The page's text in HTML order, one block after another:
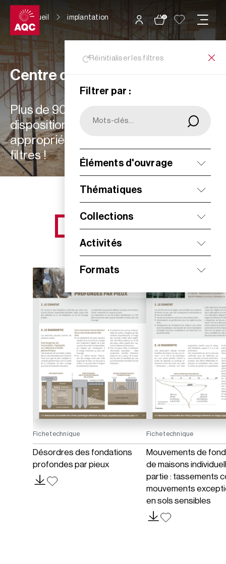
Panneau de gestion des cookies
0
Accueil implantation
Réinitialiser les filtres
Filtrer par :
Éléments d'ouvrage
Thématiques
Collections
Activités
Formats
Centre de ressources
Plus de 900 ressources à votre
disposition : choisissez les plus
appropriées à vos besoins grâce aux
filtres !
NOS NOUVEAUTÉS
Fiche technique
Désordres des fondations
profondes par pieux
Fiche technique
Mouvements de
de maisons
partie : tassements
mouvements
en sols sensibles